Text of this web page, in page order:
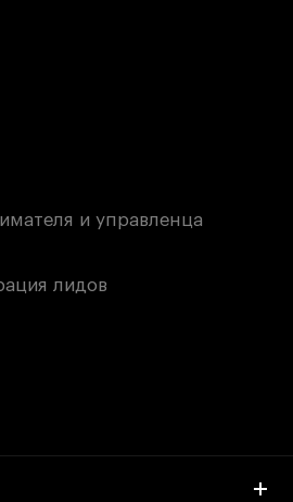
и управленца
лидов